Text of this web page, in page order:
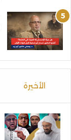
الأخيرة